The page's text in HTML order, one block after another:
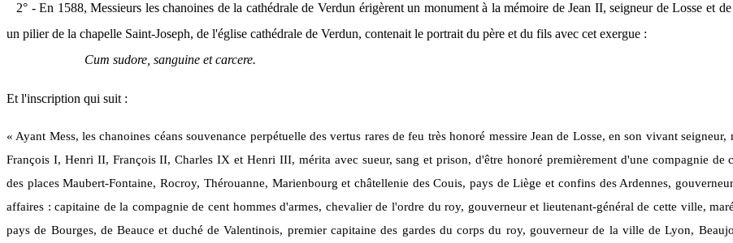
2° - En 1588, Messieurs les chanoines de la cathédrale de Verdun érigèrent un monument à la mémoire de Jean II, seigneur de Losse et
un pilier de la chapelle Saint-Joseph, de l'église cathédrale de Verdun, contenait le portrait du père et du fils avec cet exergue :
Cum sudore, sanguine et carcere.
Et l'inscription qui suit :
« Ayant Mess, les chanoines céans souvenance perpétuelle des vertus rares de feu très honoré messire Jean de Losse, en son vivant
François I, Henri II, François II, Charles IX et Henri III, mérita avec sueur, sang et prison, d'être honoré premièrement d'une compagnie de
des places Maubert-Fontaine, Rocroy, Thérouanne, Marienbourg et châtellenie des Couis, pays de Liège et confins des Ardennes,
affaires : capitaine de la compagnie de cent hommes d'armes, chevalier de l'ordre du roy, gouverneur et lieutenant-général de cette ville,
pays de Bourges, de Beauce et duché de Valentinois, premier capitaine des gardes du corps du roy, gouverneur de la ville de Lyon,